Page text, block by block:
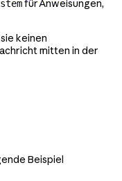
für Anweisungen,
keinen
mitten in der
Beispiel